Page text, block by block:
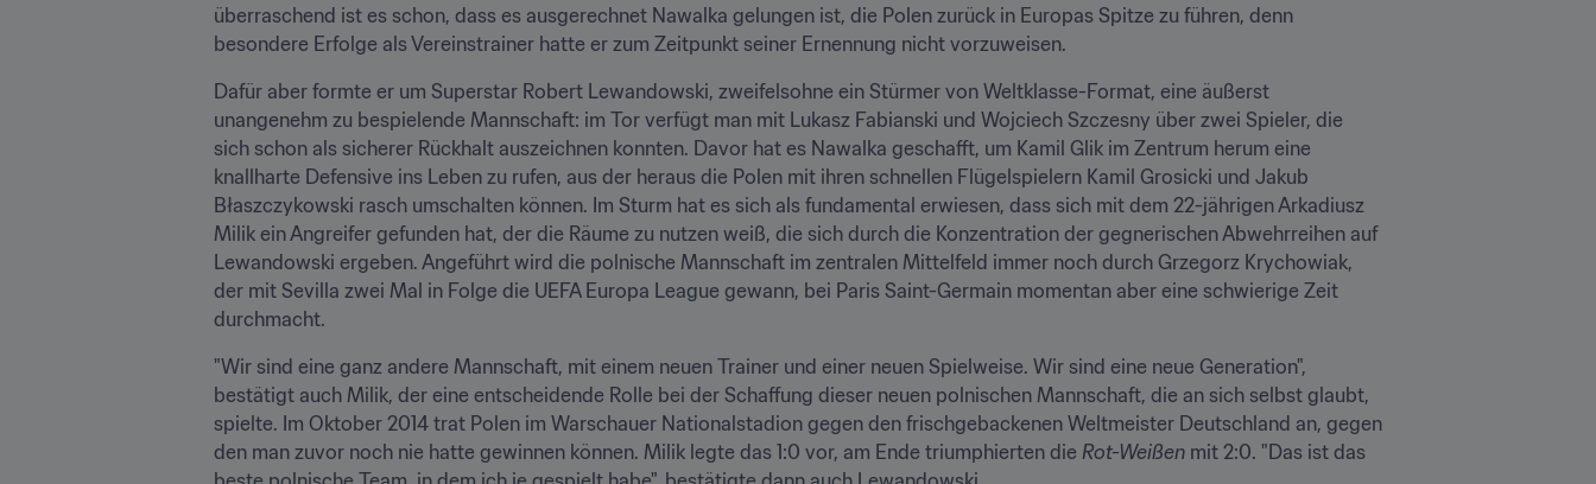
überraschend ist es schon, dass es ausgerechnet Nawalka gelungen ist, die Polen zurück in Europas Spitze zu führen, denn
besondere Erfolge als Vereinstrainer hatte er zum Zeitpunkt seiner Ernennung nicht vorzuweisen.
Dafür aber formte er um Superstar Robert Lewandowski, zweifelsohne ein Stürmer von Weltklasse-Format, eine äußerst
unangenehm zu bespielende Mannschaft: im Tor verfügt man mit Lukasz Fabianski und Wojciech Szczesny über zwei Spieler, die
sich schon als sicherer Rückhalt auszeichnen konnten. Davor hat es Nawalka geschafft, um Kamil Glik im Zentrum herum eine
knallharte Defensive ins Leben zu rufen, aus der heraus die Polen mit ihren schnellen Flügelspielern Kamil Grosicki und Jakub
Błaszczykowski rasch umschalten können. Im Sturm hat es sich als fundamental erwiesen, dass sich mit dem 22-jährigen Arkadiusz
Milik ein Angreifer gefunden hat, der die Räume zu nutzen weiß, die sich durch die Konzentration der gegnerischen Abwehrreihen auf
Lewandowski ergeben. Angeführt wird die polnische Mannschaft im zentralen Mittelfeld immer noch durch Grzegorz Krychowiak,
der mit Sevilla zwei Mal in Folge die UEFA Europa League gewann, bei Paris Saint-Germain momentan aber eine schwierige Zeit
durchmacht.
"Wir sind eine ganz andere Mannschaft, mit einem neuen Trainer und einer neuen Spielweise. Wir sind eine neue Generation",
bestätigt auch Milik, der eine entscheidende Rolle bei der Schaffung dieser neuen polnischen Mannschaft, die an sich selbst glaubt,
spielte. Im Oktober 2014 trat Polen im Warschauer Nationalstadion gegen den frischgebackenen Weltmeister Deutschland an, gegen
den man zuvor noch nie hatte gewinnen können. Milik legte das 1:0 vor, am Ende triumphierten die Rot-Weißen mit 2:0. "Das ist das